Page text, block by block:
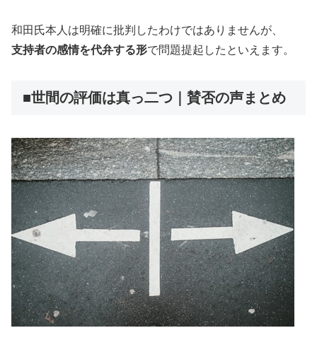
和田氏本人は明確に批判したわけではありませんが、
支持者の感情を代弁する形で問題提起したといえます。
■世間の評価は真っ二つ｜賛否の声まとめ